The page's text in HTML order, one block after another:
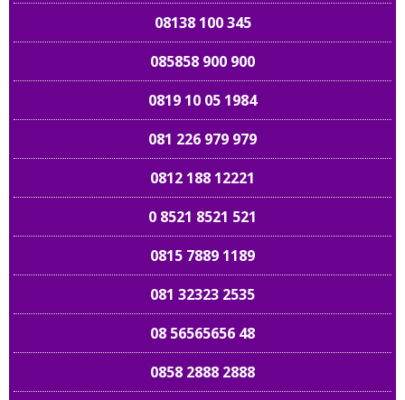
08138 100 345
085858 900 900
0819 10 05 1984
081 226 979 979
0812 188 12221
0 8521 8521 521
0815 7889 1189
081 32323 2535
08 56565656 48
0858 2888 2888